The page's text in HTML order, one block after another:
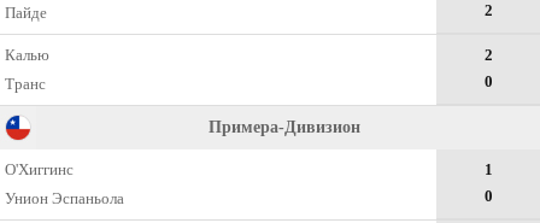
Пайде
2
Калью
Транс
2
0
Примера-Дивизион
О'Хиггинс
Унион Эспаньола
1
0